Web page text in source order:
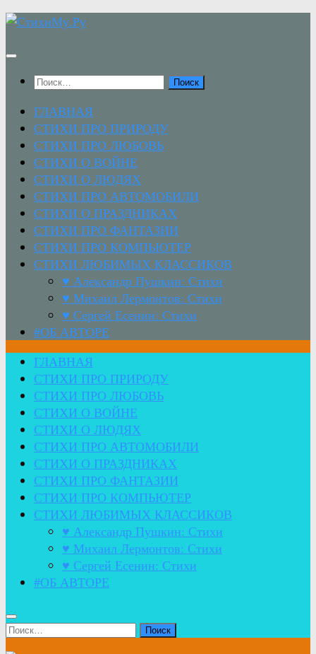
Перейти
содержимому
Найти:
ГЛАВНАЯ
СТИХИ ПРО ПРИРОДУ
СТИХИ ПРО ЛЮБОВЬ
СТИХИ О ВОЙНЕ
СТИХИ О ЛЮДЯХ
СТИХИ ПРО АВТОМОБИЛИ
СТИХИ О ПРАЗДНИКАХ
СТИХИ ПРО ФАНТАЗИИ
СТИХИ ПРО КОМПЬЮТЕР
СТИХИ ЛЮБИМЫХ КЛАССИКОВ
♥ Александр Пушкин: Стихи
♥ Михаил Лермонтов: Стихи
♥ Сергей Есенин: Стихи
#ОБ АВТОРЕ
ГЛАВНАЯ
СТИХИ ПРО ПРИРОДУ
СТИХИ ПРО ЛЮБОВЬ
СТИХИ О ВОЙНЕ
СТИХИ О ЛЮДЯХ
СТИХИ ПРО АВТОМОБИЛИ
СТИХИ О ПРАЗДНИКАХ
СТИХИ ПРО ФАНТАЗИИ
СТИХИ ПРО КОМПЬЮТЕР
СТИХИ ЛЮБИМЫХ КЛАССИКОВ
♥ Александр Пушкин: Стихи
♥ Михаил Лермонтов: Стихи
♥ Сергей Есенин: Стихи
#ОБ АВТОРЕ
Найти: